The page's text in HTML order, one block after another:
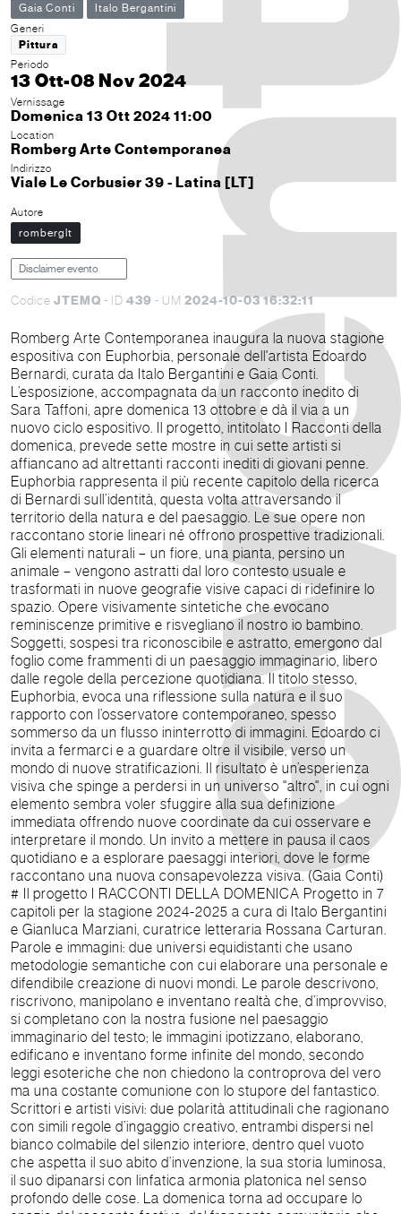
Gaia Conti
Italo Bergantini
Generi
Pittura
Periodo
13 Ott-08 Nov 2024
Vernissage
Domenica 13 Ott 2024 11:00
Location
Romberg Arte Contemporanea
Indirizzo
Viale Le Corbusier 39 - Latina [LT]
Autore
romberglt
Disclaimer evento
Codice JTEMQ - ID 439 - UM 2024-10-03 16:32:11
Romberg Arte Contemporanea inaugura la nuova stagione
espositiva con Euphorbia, personale dell'artista Edoardo
Bernardi, curata da Italo Bergantini e Gaia Conti.
L’esposizione, accompagnata da un racconto inedito di
Sara Taffoni, apre domenica 13 ottobre e dà il via a un
nuovo ciclo espositivo. Il progetto, intitolato I Racconti della
domenica, prevede sette mostre in cui sette artisti si
affiancano ad altrettanti racconti inediti di giovani penne.
Euphorbia rappresenta il più recente capitolo della ricerca
di Bernardi sull’identità, questa volta attraversando il
territorio della natura e del paesaggio. Le sue opere non
raccontano storie lineari né offrono prospettive tradizionali.
Gli elementi naturali – un fiore, una pianta, persino un
animale – vengono astratti dal loro contesto usuale e
trasformati in nuove geografie visive capaci di ridefinire lo
spazio. Opere visivamente sintetiche che evocano
reminiscenze primitive e risvegliano il nostro io bambino.
Soggetti, sospesi tra riconoscibile e astratto, emergono dal
foglio come frammenti di un paesaggio immaginario, libero
dalle regole della percezione quotidiana. Il titolo stesso,
Euphorbia, evoca una riflessione sulla natura e il suo
rapporto con l’osservatore contemporaneo, spesso
sommerso da un flusso ininterrotto di immagini. Edoardo ci
invita a fermarci e a guardare oltre il visibile, verso un
mondo di nuove stratificazioni. Il risultato è un’esperienza
visiva che spinge a perdersi in un universo "altro", in cui ogni
elemento sembra voler sfuggire alla sua definizione
immediata offrendo nuove coordinate da cui osservare e
interpretare il mondo. Un invito a mettere in pausa il caos
quotidiano e a esplorare paesaggi interiori, dove le forme
raccontano una nuova consapevolezza visiva. (Gaia Conti)
# Il progetto I RACCONTI DELLA DOMENICA Progetto in 7
capitoli per la stagione 2024-2025 a cura di Italo Bergantini
e Gianluca Marziani, curatrice letteraria Rossana Carturan.
Parole e immagini: due universi equidistanti che usano
metodologie semantiche con cui elaborare una personale e
difendibile creazione di nuovi mondi. Le parole descrivono,
riscrivono, manipolano e inventano realtà che, d’improvviso,
si completano con la nostra fusione nel paesaggio
immaginario del testo; le immagini ipotizzano, elaborano,
edificano e inventano forme infinite del mondo, secondo
leggi esoteriche che non chiedono la controprova del vero
ma una costante comunione con lo stupore del fantastico.
Scrittori e artisti visivi: due polarità attitudinali che ragionano
con simili regole d’ingaggio creativo, entrambi dispersi nel
bianco colmabile del silenzio interiore, dentro quel vuoto
che aspetta il suo abito d’invenzione, la sua storia luminosa,
il suo dipanarsi con linfatica armonia platonica nel senso
profondo delle cose. La domenica torna ad occupare lo